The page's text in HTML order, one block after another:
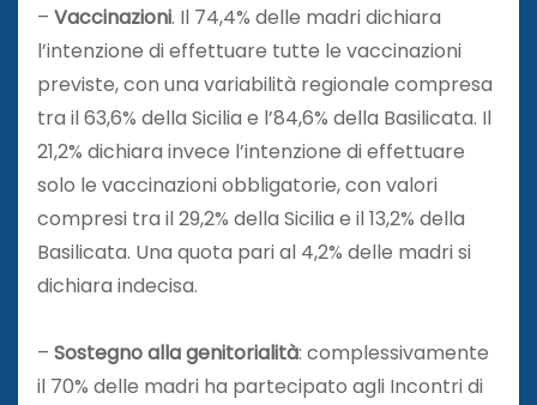
– Vaccinazioni. Il 74,4% delle madri dichiara
l’intenzione di effettuare tutte le vaccinazioni
previste, con una variabilità regionale compresa
tra il 63,6% della Sicilia e l’84,6% della Basilicata. Il
21,2% dichiara invece l’intenzione di effettuare
solo le vaccinazioni obbligatorie, con valori
compresi tra il 29,2% della Sicilia e il 13,2% della
Basilicata. Una quota pari al 4,2% delle madri si
dichiara indecisa.
– Sostegno alla genitorialità: complessivamente
il 70% delle madri ha partecipato agli Incontri di